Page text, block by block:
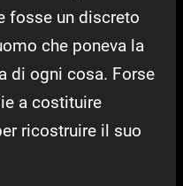
fosse un discreto
che poneva la
di ogni cosa. Forse
a costituire
ricostruire il suo